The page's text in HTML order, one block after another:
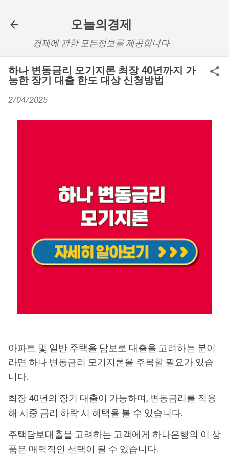
오늘의경제
경제에 관한 모든정보를 제공합니다
하나 변동금리 모기지론 최장 40년까지 가
능한 장기 대출 한도 대상 신청방법
2/04/2025
아파트 및 일반 주택을 담보로 대출을 고려하는 분이
라면 하나 변동금리 모기지론을 주목할 필요가 있습
니다.
최장 40년의 장기 대출이 가능하며, 변동금리를 적용
해 시중 금리 하락 시 혜택을 볼 수 있습니다.
주택담보대출을 고려하는 고객에게 하나은행의 이 상
품은 매력적인 선택이 될 수 있습니다.